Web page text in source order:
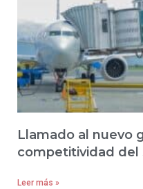
Llamado al nuevo
competitividad del
Leer más »